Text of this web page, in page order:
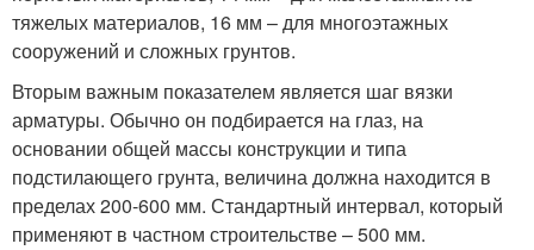
тяжелых материалов, 16 мм – для многоэтажных
сооружений и сложных грунтов.
Вторым важным показателем является шаг вязки
арматуры. Обычно он подбирается на глаз, на
основании общей массы конструкции и типа
подстилающего грунта, величина должна находится в
пределах 200-600 мм. Стандартный интервал, который
применяют в частном строительстве – 500 мм.